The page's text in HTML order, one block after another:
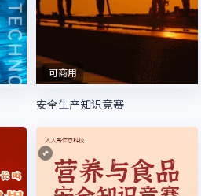
可商用
安全生产知识竞赛